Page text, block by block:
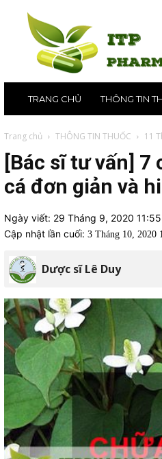
Nhà
thuốc
uy
1
Hà
Nội,
TPHCM
TRANG CHỦ THÔNG TIN
Trang chủ THÔNG TIN THUỐC 11
[Bác sĩ tư vấn]
cá đơn giản và
Ngày viết: 29 Tháng 9, 2020
Cập nhật lần cuối: 3 Tháng 10, 2020
Dược sĩ Lê Duy